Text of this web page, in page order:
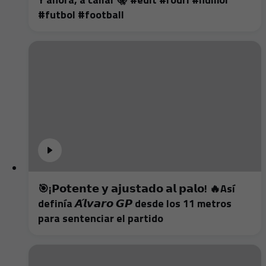
#futbol #football
🎯¡𝗣𝗼𝘁𝗲𝗻𝘁𝗲 𝘆 𝗮𝗷𝘂𝘀𝘁𝗮𝗱𝗼 𝗮𝗹 𝗽𝗮𝗹𝗼! 🔥Así
definía 𝘼́𝙡𝙫𝙖𝙧𝙤 𝙂𝙋 desde los 11 metros
para sentenciar el partido